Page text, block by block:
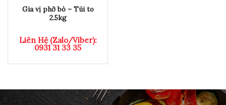
Gia vị phở bò – Túi to
2.5kg
Liên Hệ (Zalo/Viber):
0931 31 33 35